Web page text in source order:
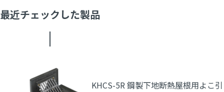
最近チェックした製品
KHCS-5R 鋼製下地断熱屋根用よこ引